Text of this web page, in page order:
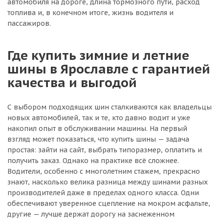
автомобиля на дороге, длина тормозного пути, расход
топлива и, в конечном итоге, жизнь водителя и
пассажиров.
Где купить зимние и летние
шины в Ярославле с гарантией
качества и выгодой
С выбором подходящих шин сталкиваются как владельцы
новых автомобилей, так и те, кто давно водит и уже
накопил опыт в обслуживании машины. На первый
взгляд может показаться, что купить шины — задача
простая: зайти на сайт, выбрать типоразмер, оплатить и
получить заказ. Однако на практике всё сложнее.
Водители, особенно с многолетним стажем, прекрасно
знают, насколько велика разница между шинами разных
производителей даже в пределах одного класса. Одни
обеспечивают уверенное сцепление на мокром асфальте,
другие — лучше держат дорогу на заснеженном